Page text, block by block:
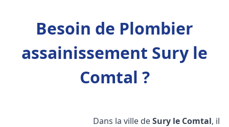
Besoin de Plombier
assainissement Sury le
Comtal ?
Dans la ville deSury le Comtal, il